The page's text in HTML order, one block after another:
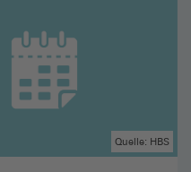
fragt insbesondere nach
und die
Quelle: HBS